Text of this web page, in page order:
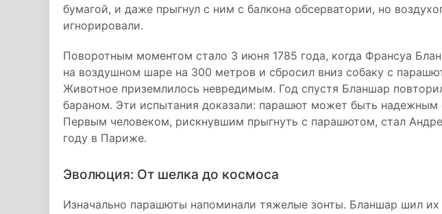
бумагой, и даже прыгнул с ним с балкона обсерватории, но
игнорировали.
Поворотным моментом стало 3 июня 1785 года, когда Франсуа
на воздушном шаре на 300 метров и сбросил вниз собаку с
Животное приземлилось невредимым. Год спустя Бланшар
бараном. Эти испытания доказали: парашют может быть надежным
Первым человеком, рискнувшим прыгнуть с парашютом, стал
году в Париже.
Эволюция: От шелка до космоса
Изначально парашюты напоминали тяжелые зонты. Бланшар шил их